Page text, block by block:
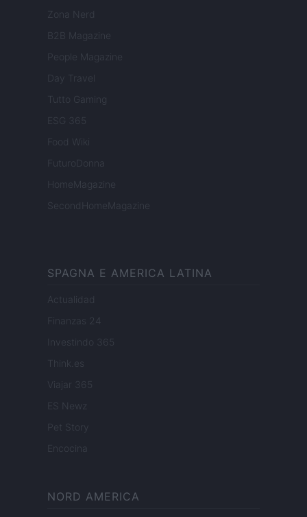
Zona Nerd
B2B Magazine
People Magazine
Day Travel
Tutto Gaming
ESG 365
Food Wiki
FuturoDonna
HomeMagazine
SecondHomeMagazine
SPAGNA E AMERICA LATINA
Actualidad
Finanzas 24
Investindo 365
Think.es
Viajar 365
ES Newz
Pet Story
Encocina
NORD AMERICA